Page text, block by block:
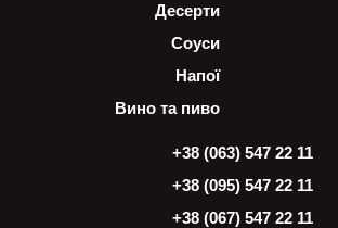
Десерти
Соуси
Напої
Вино та пиво
+38 (063) 547 22 11
+38 (095) 547 22 11
+38 (067) 547 22 11